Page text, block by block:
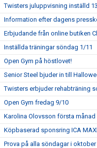
Twisters juluppvisning inställd
Information efter dagens
Erbjudande från online butiken
Inställda träningar söndag 1/11
Open Gym på höstlovet!
Senior Steel bjuder in till
Twisters erbjuder rehabträning
Open Gym fredag 9/10
Karolina Olovsson första månad
Köpbaserad sponsring ICA
Prova på alla söndagar i